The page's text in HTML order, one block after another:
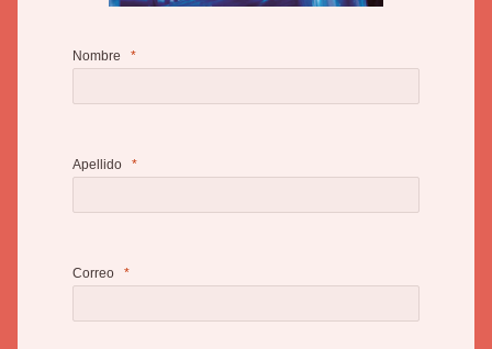
Nombre
Apellido
Correo